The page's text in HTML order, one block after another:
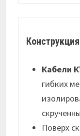
Кабели
гибких
Поверх